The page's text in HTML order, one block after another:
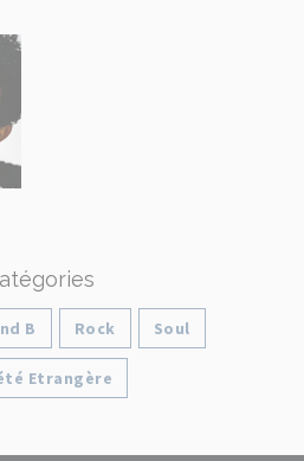
B Rock Soul
Etrangère